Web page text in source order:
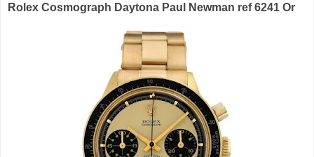
Rolex Cosmograph Daytona Paul Newman ref 6241 Or